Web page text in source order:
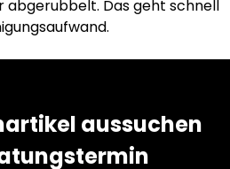
abgerubbelt. Das geht schnell
aussuchen